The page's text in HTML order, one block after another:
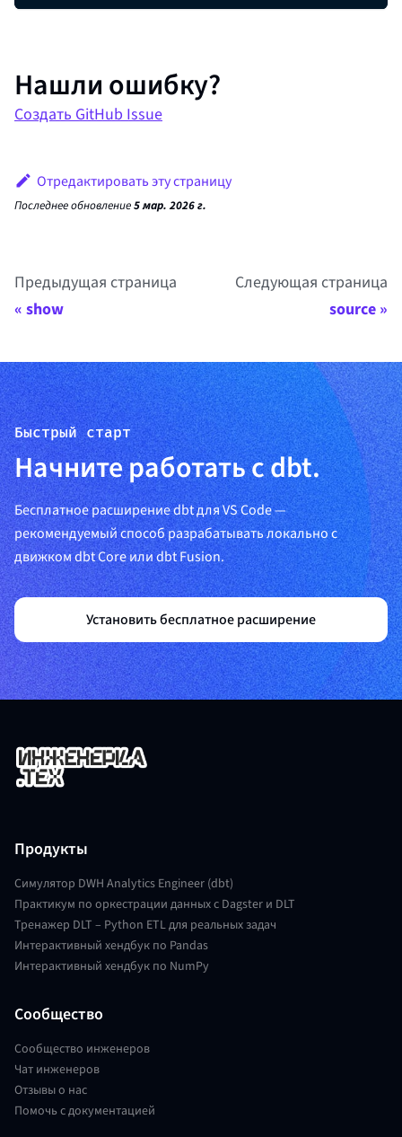
Нашли ошибку?
Создать GitHub Issue
Отредактировать эту страницу
Последнее обновление5 мар. 2026 г.
Предыдущая страница
show
Следующая страница
source
Быстрый старт
Начните работать с dbt.
Бесплатное расширение dbt для VS Code —
рекомендуемый способ разрабатывать локально с
движком dbt Core или dbt Fusion.
Установить бесплатное расширение
Продукты
Симулятор DWH Analytics Engineer (dbt)
Практикум по оркестрации данных с Dagster и DLT
Тренажер DLT – Python ETL для реальных задач
Интерактивный хендбук по Pandas
Интерактивный хендбук по NumPy
Сообщество
Сообщество инженеров
Чат инженеров
Отзывы о нас
Помочь с документацией